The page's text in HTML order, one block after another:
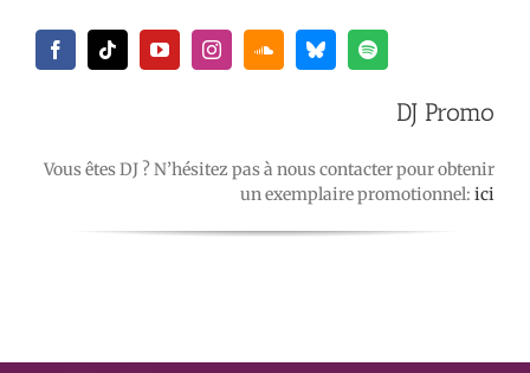
DJ Promo
Vous êtes DJ ? N’hésitez pas à nous contacter pour obtenir
un exemplaire promotionnel:ici